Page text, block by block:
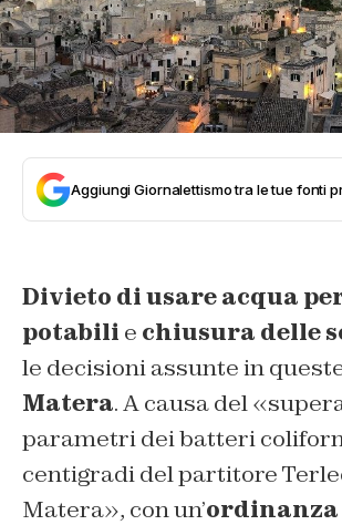
Aggiungi Giornalettismo tra le tue fonti
Divieto di usare acqua
potabili e chiusura delle
le decisioni assunte in
Matera. A causa del «
parametri dei batteri
centigradi del partitore
Matera», con un’ordinanza